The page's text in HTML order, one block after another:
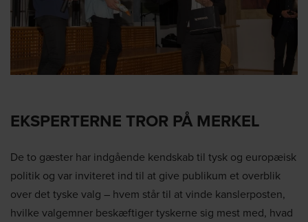
EKSPERTERNE TROR PÅ MERKEL
De to gæster har indgående kendskab til tysk og europæisk
politik og var inviteret ind til at give publikum et overblik
over det tyske valg – hvem står til at vinde kanslerposten,
hvilke valgemner beskæftiger tyskerne sig mest med, hvad